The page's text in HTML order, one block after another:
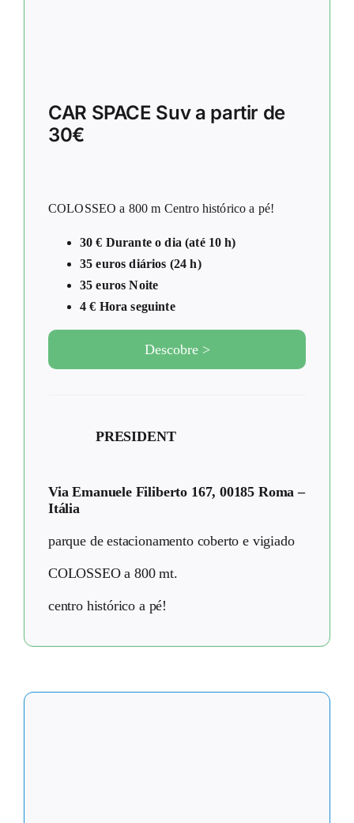
CAR SPACE Suv a partir de
30€
COLOSSEO a 800 m Centro histórico a pé!
30 € Durante o dia (até 10 h)
35 euros diários (24 h)
35 euros Noite
4 € Hora seguinte
Descobre >
PRESIDENT
Via Emanuele Filiberto 167, 00185 Roma –
Itália
parque de estacionamento coberto e vigiado
COLOSSEO a 800 mt.
centro histórico a pé!